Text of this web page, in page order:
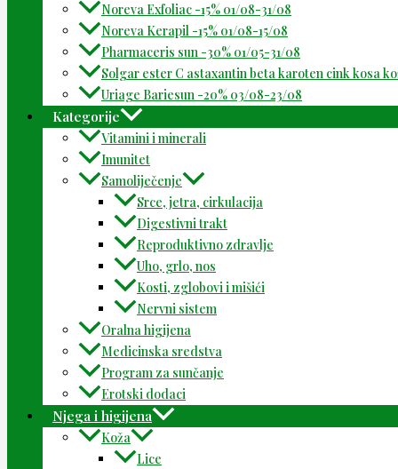
Noreva Exfoliac -15% 01/08-31/08
Noreva Kerapil -15% 01/08-15/08
Pharmaceris sun -30% 01/05-31/08
Solgar ester C astaxantin beta karoten cink kosa
Uriage Bariesun -20% 03/08-23/08
Kategorije
Vitamini i minerali
Imunitet
Samoliječenje
Srce, jetra, cirkulacija
Digestivni trakt
Reproduktivno zdravlje
Uho, grlo, nos
Kosti, zglobovi i mišići
Nervni sistem
Oralna higijena
Medicinska sredstva
Program za sunčanje
Erotski dodaci
Njega i higijena
Koža
Lice